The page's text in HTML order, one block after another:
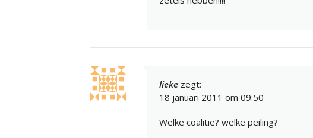
lieke zegt:
18 januari 2011 om 09:50
Welke coalitie? welke peiling?